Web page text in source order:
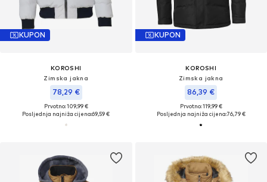
KUPON
KOROSHI
Zimska jakna
78,29 €
Prvotno: 109,99 €
Posljednja najniža cijena:69,59 €
KUPON
KOROSHI
Zimska jakna
86,39 €
Prvotno: 119,99 €
Posljednja najniža cijena:76,79 €